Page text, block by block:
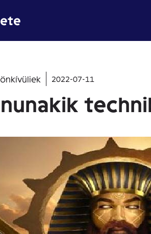
2022-07-11